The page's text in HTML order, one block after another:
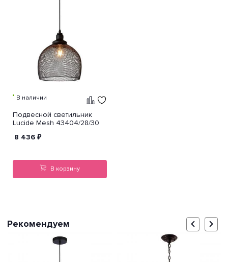
В наличии
Подвесной светильник
Lucide Mesh 43404/28/30
8 436 ₽
В корзину
Рекомендуем